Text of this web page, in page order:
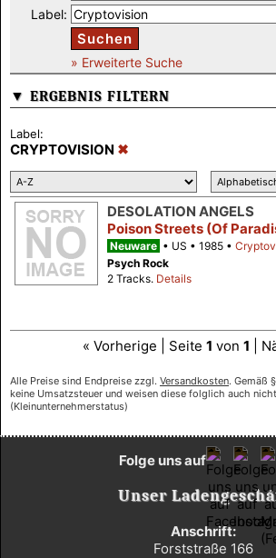
Label:
Suchen
» Erweiterte Suche
▼ ERGEBNIS FILTERN
Label:
CRYPTOVISION
DESOLATION ANGELS
Poison Streets (Of
Neuware US 1985
Psych Rock
2 Tracks. Details
« Vorherige | Seite 1 von 1 |
Alle Preise sind Endpreise zzgl. Versandkosten. Gemäß
keine Umsatzsteuer und weisen diese folglich auch
(Kleinunternehmerstatus)
Unser
Anschrift:
Forststraße 166
Folge uns auf